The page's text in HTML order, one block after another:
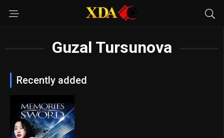
Guzal Tursunova
Recently added